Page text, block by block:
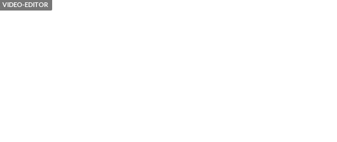
VIDEO-EDITOR